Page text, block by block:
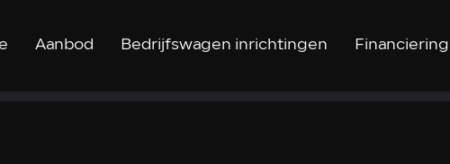
Aanbod Bedrijfswagen inrichtingen Financiering